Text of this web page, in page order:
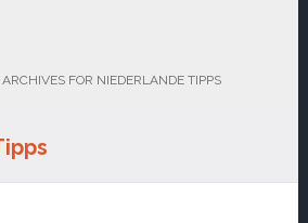
FOR NIEDERLANDE TIPPS